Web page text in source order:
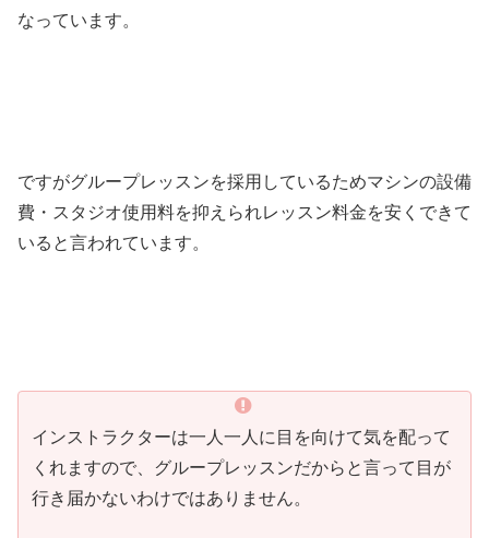
なっています。
ですがグループレッスンを採用しているためマシンの設備
費・スタジオ使用料を抑えられレッスン料金を安くできて
いると言われています。
インストラクターは一人一人に目を向けて気を配って
くれますので、グループレッスンだからと言って目が
行き届かないわけではありません。